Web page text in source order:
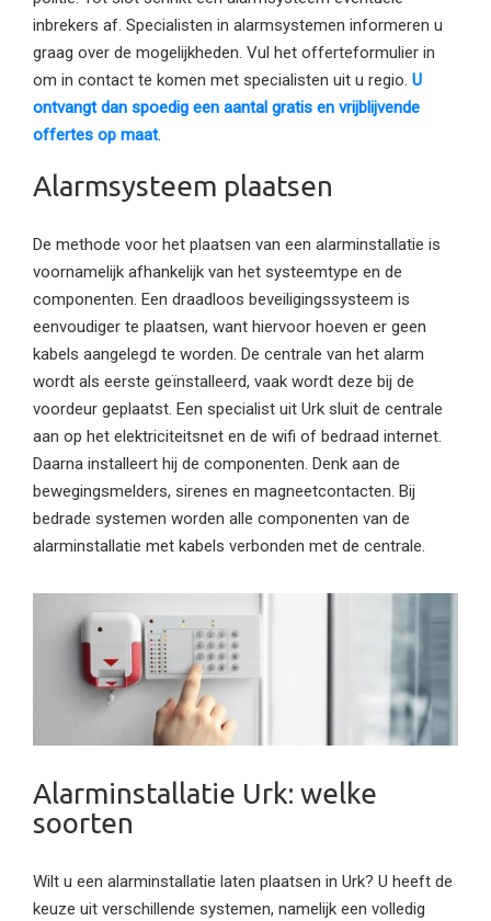
inbrekers af. Specialisten in alarmsystemen informeren u
graag over de mogelijkheden. Vul het offerteformulier in
om in contact te komen met specialisten uit u regio. U
ontvangt dan spoedig een aantal gratis en vrijblijvende
offertes op maat.
Alarmsysteem plaatsen
De methode voor het plaatsen van een alarminstallatie is
voornamelijk afhankelijk van het systeemtype en de
componenten. Een draadloos beveiligingssysteem is
eenvoudiger te plaatsen, want hiervoor hoeven er geen
kabels aangelegd te worden. De centrale van het alarm
wordt als eerste geïnstalleerd, vaak wordt deze bij de
voordeur geplaatst. Een specialist uit Urk sluit de centrale
aan op het elektriciteitsnet en de wifi of bedraad internet.
Daarna installeert hij de componenten. Denk aan de
bewegingsmelders, sirenes en magneetcontacten. Bij
bedrade systemen worden alle componenten van de
alarminstallatie met kabels verbonden met de centrale.
Alarminstallatie Urk: welke
soorten
Wilt u een alarminstallatie laten plaatsen in Urk? U heeft de
keuze uit verschillende systemen, namelijk een volledig